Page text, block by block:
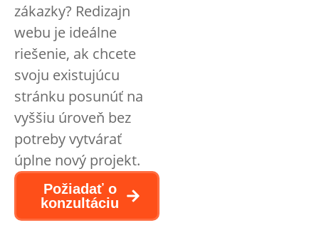
zákazky? Redizajn
webu je ideálne
riešenie, ak chcete
svoju existujúcu
stránku posunúť na
vyššiu úroveň bez
potreby vytvárať
úplne nový projekt.
Požiadať o
konzultáciu